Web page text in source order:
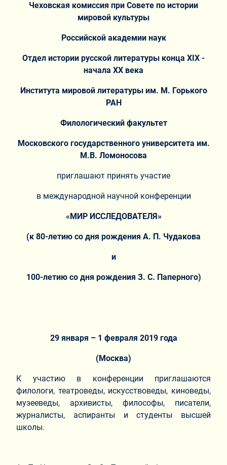
Чеховская комиссия при Совете по истории
мировой культуры
Российской академии наук
Отдел истории русской литературы конца Х IХ -
начала ХХ века
Института мировой литературы им. М. Горького
РАН
Филологический факультет
Московского государственного университета им.
М.В. Ломоносова
приглашают принять участие
в международной научной конференции
«МИР ИССЛЕДОВАТЕЛЯ»
(к 80-летию со дня рождения А. П. Чудакова
и
100-летию со дня рождения З. С. Паперного)
29 января – 1 февраля 2019 года
(Москва)
К участию в конференции приглашаются
филологи, театроведы, искусствоведы, киноведы,
музееведы, архивисты, философы, писатели,
журналисты, аспиранты и студенты высшей
школы.